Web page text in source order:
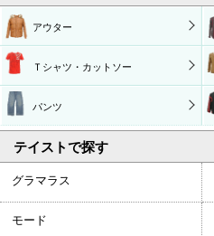
アウター
Ｔシャツ・カットソー
パンツ
テイストで探す
グラマラス
モード